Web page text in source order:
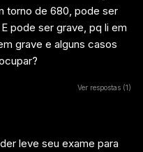
torno de 680, pode ser
pode ser grave, pq li em
grave e alguns casos
Ver respostas (1)
leve seu exame para